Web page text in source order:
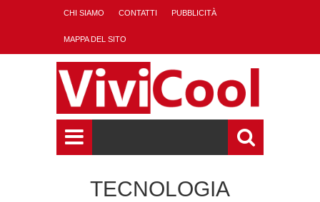
CHI SIAMO CONTATTI PUBBLICITÀ
MAPPA DEL SITO
TECNOLOGIA